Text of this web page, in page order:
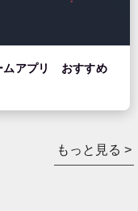
ムアプリ おすすめ
もっと見る >